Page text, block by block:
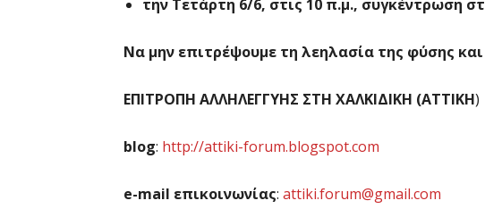
την Τετάρτη 6/6, στις 10 π.μ., συγκέντρωση
Να μην επιτρέψουμε τη λεηλασία της φύσης και
ΕΠΙΤΡΟΠΗ ΑΛΛΗΛΕΓΓΥΗΣ ΣΤΗ ΧΑΛΚΙΔΙΚΗ (ΑΤΤΙΚΗ)
blog: http://attiki-forum.blogspot.com
e-mail επικοινωνίας: attiki.forum@gmail.com